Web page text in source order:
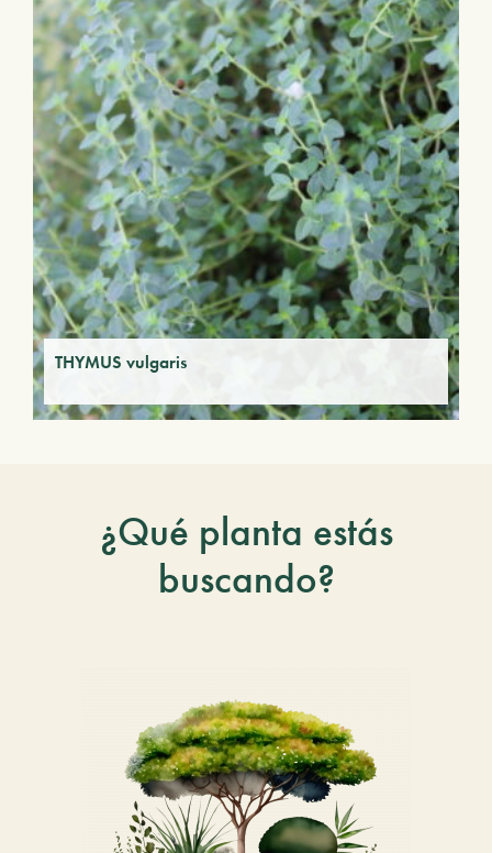
THYMUS vulgaris
¿Qué planta estás
buscando?